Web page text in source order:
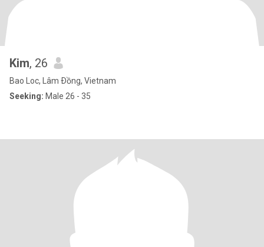
Kim, 26
Bao Loc, Lâm Ðồng, Vietnam
Seeking: Male 26 - 35